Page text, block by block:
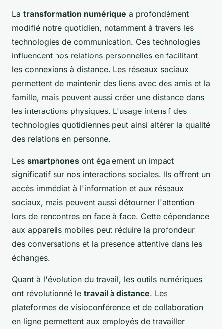
La transformation numérique a profondément
modifié notre quotidien, notamment à travers les
technologies de communication. Ces technologies
influencent nos relations personnelles en facilitant
les connexions à distance. Les réseaux sociaux
permettent de maintenir des liens avec des amis et la
famille, mais peuvent aussi créer une distance dans
les interactions physiques. L'usage intensif des
technologies quotidiennes peut ainsi altérer la qualité
des relations en personne.
Les smartphones ont également un impact
significatif sur nos interactions sociales. Ils offrent un
accès immédiat à l'information et aux réseaux
sociaux, mais peuvent aussi détourner l'attention
lors de rencontres en face à face. Cette dépendance
aux appareils mobiles peut réduire la profondeur
des conversations et la présence attentive dans les
échanges.
Quant à l'évolution du travail, les outils numériques
ont révolutionné le travail à distance. Les
plateformes de visioconférence et de collaboration
en ligne permettent aux employés de travailler